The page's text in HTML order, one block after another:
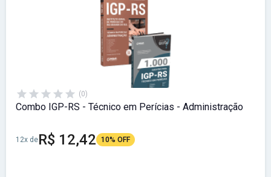
(0)
Combo IGP-RS - Técnico em Perícias - Administração
12x deR$ 12,42 10% OFF